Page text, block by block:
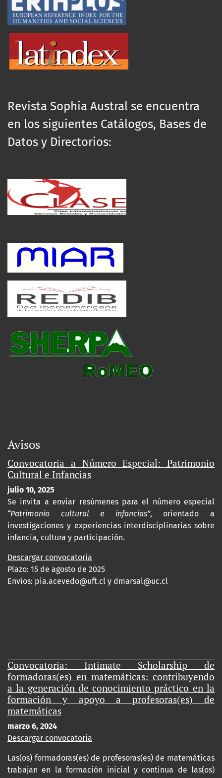
Revista Sophia Austral se encuentra
en los siguientes Catálogos, Bases de
Datos y Directorios:
Avisos
Convocatoria a Número Especial: Patrimonio
Cultural e Infancias
julio 10, 2025
Se invita a enviar resúmenes para el número especial
“Patrimonio cultural e infancias”, orientado a
investigaciones y experiencias interdisciplinarias sobre
infancia, cultura y participación.
Descargar convocatoria
Plazo: 15 de agosto de 2025
Envíos: pia.acevedo@uft.cl y dmarsal@uc.cl
Convocatoria: Intimate Scholarship de
formadoras(es) en matemáticas: contribuyendo
a la generación de conocimiento práctico en la
formación y apoyo a profesoras(es) de
matemáticas
marzo 6, 2024
Descargar convocatoria
Las(os) formadoras(es) de profesoras(es) de matemáticas
trabajan en la formación inicial y continua de las(os)